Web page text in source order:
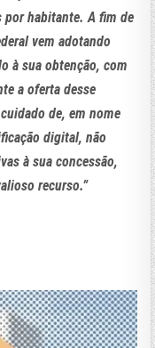
por habitante. A fim de
vem adotando
à sua obtenção, com
a oferta desse
de, em nome
digital, não
à sua concessão,
recurso.”